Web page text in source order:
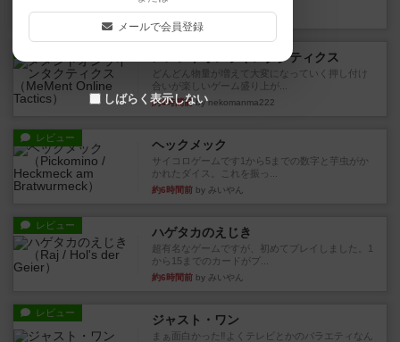
約4時間前by jurong
メメントオンラインタクティクス
どんどん物量が増えて大変になっていく押し付け
合いが楽しいゲーム盛り上が...
約4時間前by nekomanma222
レビュー ヘックメック
サイコロゲームです1から5までの数字と芋虫がか
かれたダイス。これを振っ...
約6時間前 by みいやん
レビュー ハゲタカのえじき
超有名なゲームですが、初めてプレイしました。1
から15までのカードがプ...
約6時間前 by みいやん
レビュー ジャスト・ワン
まぁ面白かった‼️よくテレビとかのバラエティなん
メールで会員登録
しばらく表示しない